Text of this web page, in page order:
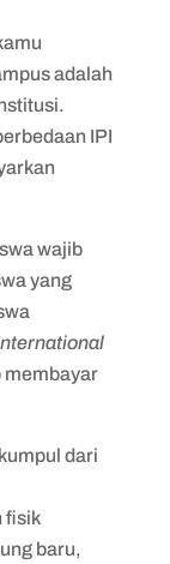
adalah
IPI
wajib
yang
membayar
dari
fisik
baru,